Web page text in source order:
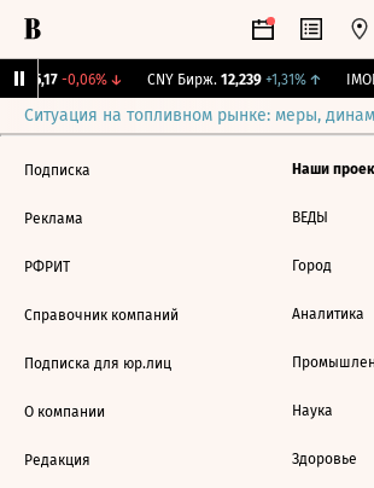
115,17 -0,06%↓ CNY Бирж. 12,239 +1,31%↑
Ситуация на топливном рынке: меры,
Подписка
Реклама
РФРИТ
Справочник компаний
Подписка для юр.лиц
О компании
Редакция
Наши
ВЕДЫ
Город
Аналитика
Наука
Здоровье